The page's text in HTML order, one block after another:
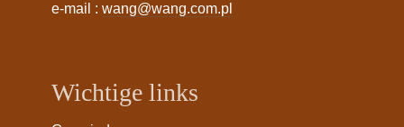
e-mail : wang@wang.com.pl
Wichtige links